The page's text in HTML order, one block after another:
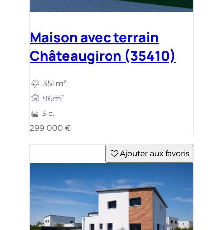
Maison avec terrain
Châteaugiron (35410)
351m²
96m²
3 c.
299 000 €
Ajouter aux favoris